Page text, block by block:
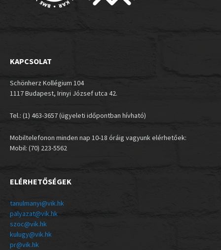
KAPCSOLAT
Schönherz Kollégium 104
1117 Budapest, Irinyi József utca 42.
Tel.: (1) 463-3657 (ügyeleti időpontban hívható)
Mobiltelefonon minden nap 10-18 óráig vagyunk elérhetőek:
Mobil: (70) 223-5562
ELÉRHETŐSÉGEK
tanulmanyi@vik.hk
palyazat@vik.hk
szoc@vik.hk
kulugy@vik.hk
pr@vik.hk